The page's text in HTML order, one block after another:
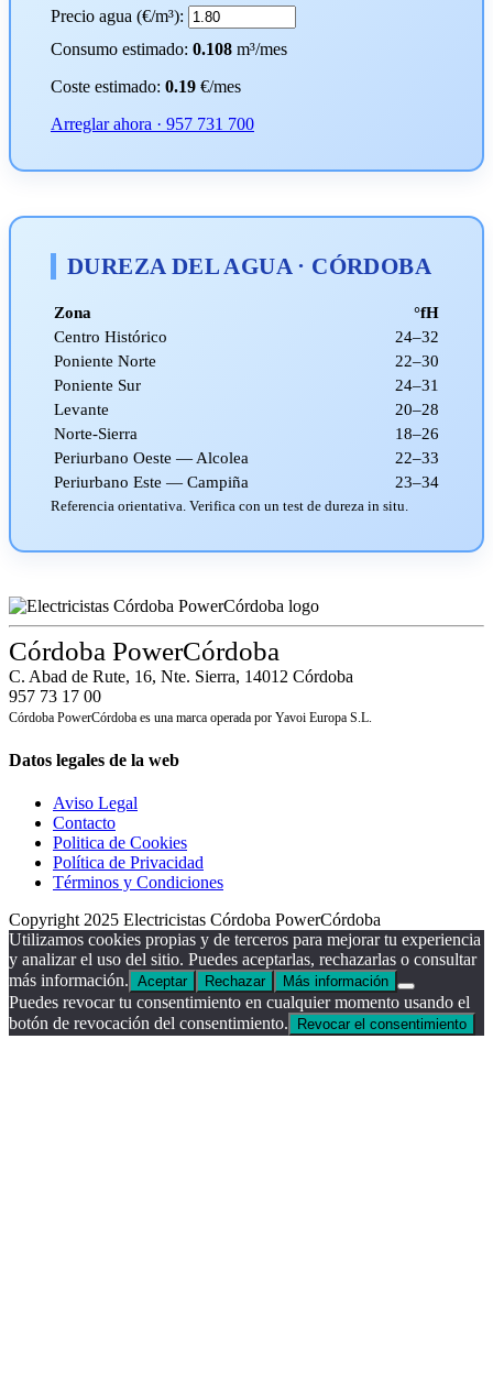
Precio agua (€/m³):
Consumo estimado: 0.108 m³/mes
Coste estimado: 0.19 €/mes
Arreglar ahora · 957 731 700
DUREZA DEL AGUA · CÓRDOBA
Zona
°fH
Centro Histórico
24–32
Poniente Norte
22–30
Poniente Sur
24–31
Levante
20–28
Norte-Sierra
18–26
Periurbano Oeste — Alcolea
22–33
Periurbano Este — Campiña
23–34
Referencia orientativa. Verifica con un test de dureza in situ.
Córdoba PowerCórdoba
C. Abad de Rute, 16, Nte. Sierra, 14012 Córdoba
957 73 17 00
Córdoba PowerCórdoba es una marca operada por Yavoi Europa S.L.
Datos legales de la web
Aviso Legal
Contacto
Politica de Cookies
Política de Privacidad
Términos y Condiciones
Copyright 2025 Electricistas Córdoba PowerCórdoba
Utilizamos cookies propias y de terceros para mejorar tu experiencia
y analizar el uso del sitio. Puedes aceptarlas, rechazarlas o consultar
más información. Aceptar Rechazar Más información
Puedes revocar tu consentimiento en cualquier momento usando el
botón de revocación del consentimiento.
Revocar el consentimiento